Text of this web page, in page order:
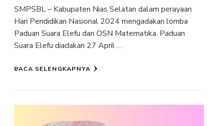
SMPSBL – Kabupaten Nias Selatan dalam perayaan
Hari Pendidikan Nasional 2024 mengadakan lomba
Paduan Suara Elefu dan OSN Matematika. Paduan
Suara Elefu diadakan 27 April …
BACA SELENGKAPNYA